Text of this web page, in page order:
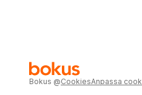
Bokus @CookiesAnpassa